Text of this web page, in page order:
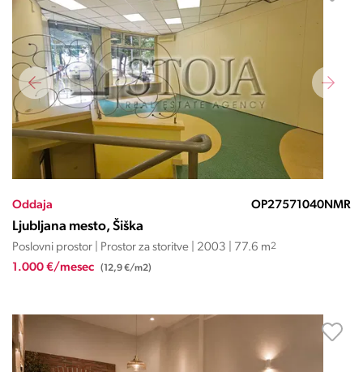
Oddaja OP27571040NMR
Ljubljana mesto, Šiška
Poslovni prostor | Prostor za storitve | 2003 | 77.6 m2
1.000 €/mesec (12,9 €/m2)